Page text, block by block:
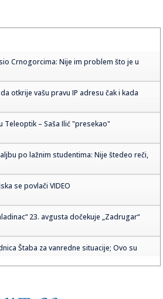
Crnogorcima: Nije im problem što je u
otkrije vašu pravu IP adresu čak i kada
Teleoptik – Saša Ilić "presekao"
po lažnim studentima: Nije štedeo reči,
se povlači VIDEO
23. avgusta dočekuje „Zadrugar“
Štaba za vanredne situacije; Ovo su